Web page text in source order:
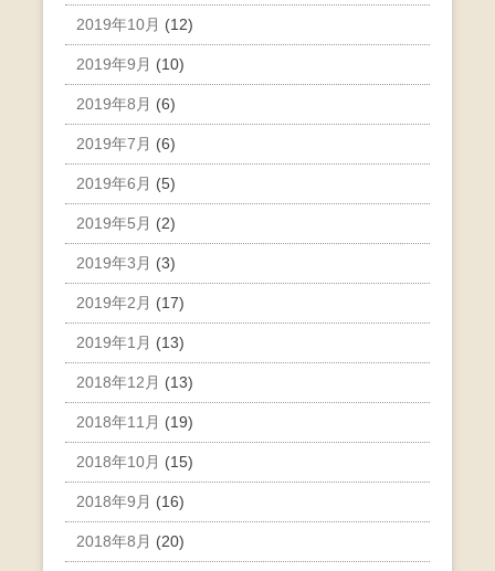
2019年10月 (12)
2019年9月 (10)
2019年8月 (6)
2019年7月 (6)
2019年6月 (5)
2019年5月 (2)
2019年3月 (3)
2019年2月 (17)
2019年1月 (13)
2018年12月 (13)
2018年11月 (19)
2018年10月 (15)
2018年9月 (16)
2018年8月 (20)